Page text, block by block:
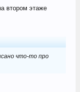
втором этаже
что-то про